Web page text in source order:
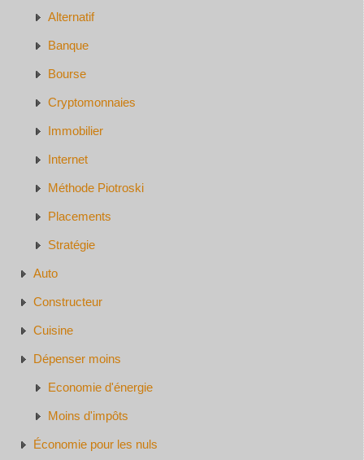
Alternatif
Banque
Bourse
Cryptomonnaies
Immobilier
Internet
Méthode Piotroski
Placements
Stratégie
Auto
Constructeur
Cuisine
Dépenser moins
Economie d'énergie
Moins d'impôts
Économie pour les nuls